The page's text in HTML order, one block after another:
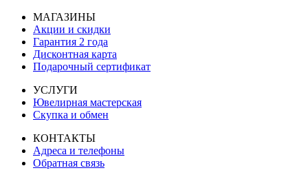
МАГАЗИНЫ
Акции и скидки
Гарантия 2 года
Дисконтная карта
Подарочный сертификат
УСЛУГИ
Ювелирная мастерская
Скупка и обмен
КОНТАКТЫ
Адреса и телефоны
Обратная связь